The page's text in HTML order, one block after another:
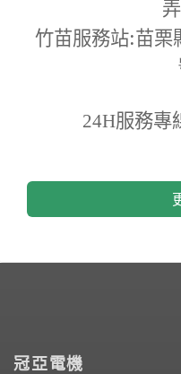
竹苗服務站:苗栗
24H服務專
冠亞電機